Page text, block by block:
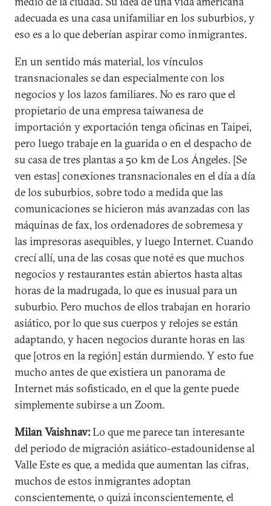
adecuada es una casa unifamiliar en los suburbios, y
eso es a lo que deberían aspirar como inmigrantes.
En un sentido más material, los vínculos
transnacionales se dan especialmente con los
negocios y los lazos familiares. No es raro que el
propietario de una empresa taiwanesa de
importación y exportación tenga oficinas en Taipei,
pero luego trabaje en la guarida o en el despacho de
su casa de tres plantas a 50 km de Los Ángeles. [Se
ven estas] conexiones transnacionales en el día a día
de los suburbios, sobre todo a medida que las
comunicaciones se hicieron más avanzadas con las
máquinas de fax, los ordenadores de sobremesa y
las impresoras asequibles, y luego Internet. Cuando
crecí allí, una de las cosas que noté es que muchos
negocios y restaurantes están abiertos hasta altas
horas de la madrugada, lo que es inusual para un
suburbio. Pero muchos de ellos trabajan en horario
asiático, por lo que sus cuerpos y relojes se están
adaptando, y hacen negocios durante horas en las
que [otros en la región] están durmiendo. Y esto fue
mucho antes de que existiera un panorama de
Internet más sofisticado, en el que la gente puede
simplemente subirse a un Zoom.
Milan Vaishnav:Lo que me parece tan interesante
del periodo de migración asiático-estadounidense al
Valle Este es que, a medida que aumentan las cifras,
muchos de estos inmigrantes adoptan
conscientemente, o quizá inconscientemente, el